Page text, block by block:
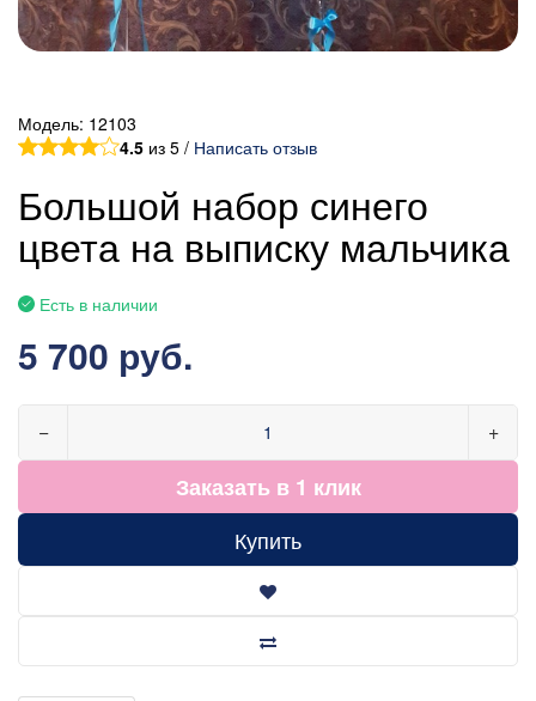
Модель: 12103
4.5 из 5 / Написать отзыв
Большой набор синего
цвета на выписку мальчика
Есть в наличии
5 700 руб.
− +
Заказать в 1 клик
Купить